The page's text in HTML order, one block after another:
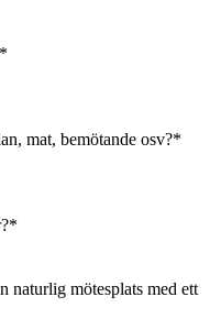
*
mat, bemötande osv?*
*
naturlig mötesplats med ett